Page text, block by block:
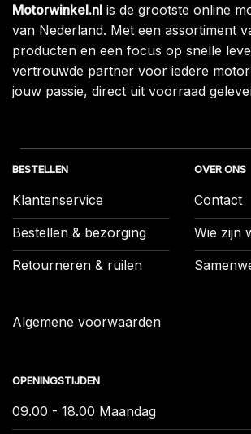
Motorwinkel.nl is de grootste online
van Nederland. Met een assortiment
producten en een focus op snelle
vertrouwde partner voor iedere
jouw passie, direct uit voorraad
BESTELLEN
Klantenservice
Bestellen & bezorging
Retourneren & ruilen
Algemene voorwaarden
OVER ONS
Contact
Wie zijn
OPENINGSTIJDEN
09.00 - 18.00 Maandag